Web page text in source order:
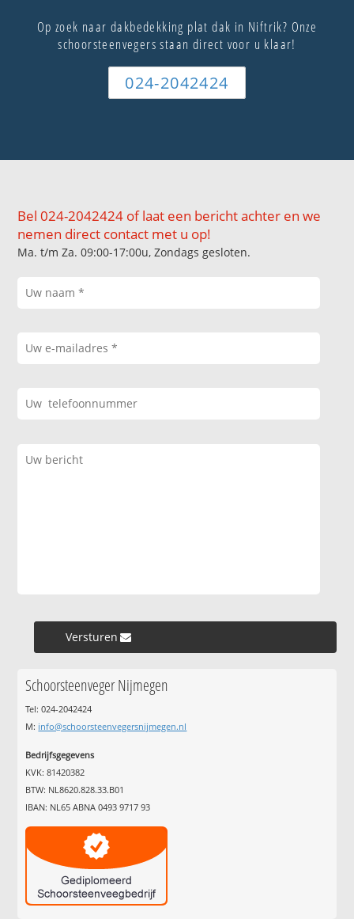
Op zoek naar dakbedekking plat dak in Niftrik? Onze
schoorsteenvegers staan direct voor u klaar!
024-2042424
Bel 024-2042424 of laat een bericht achter en we
nemen direct contact met u op!
Ma. t/m Za. 09:00-17:00u, Zondags gesloten.
Versturen »
Schoorsteenveger Nijmegen
Tel: 024-2042424
M: info@schoorsteenvegersnijmegen.nl
Bedrijfsgegevens
KVK: 81420382
BTW: NL8620.828.33.B01
IBAN: NL65 ABNA 0493 9717 93